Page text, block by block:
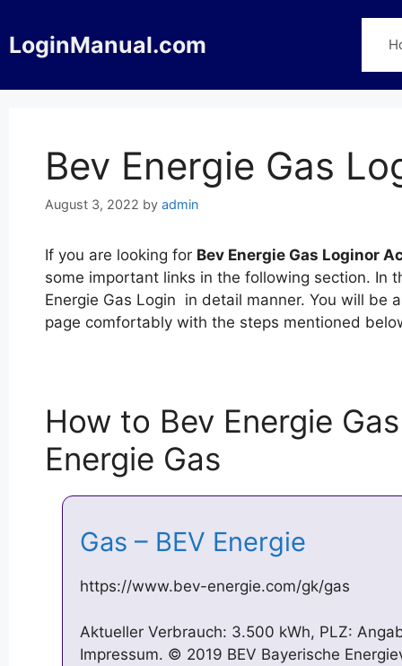
to
content
LoginManual.com
Bev Energie Gas
August 3, 2022 by admin
If you are looking for Bev Energie Gas Loginor
some important links in the following section. In
Energie Gas Login in detail manner. You will be
page comfortably with the steps mentioned
How to Bev Energie
Energie Gas
Gas – BEV Energie
https://www.bev-energie.com/gk/gas
Aktueller Verbrauch: 3.500 kWh, PLZ:
Impressum. © 2019 BEV Bayerische